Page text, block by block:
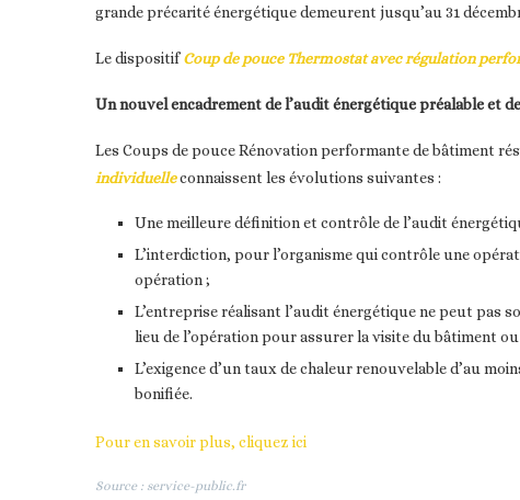
grande précarité énergétique demeurent jusqu’au 31
Le dispositifCoup de pouce Thermostat avec régulation
Un nouvel encadrement de l’audit énergétique préalable et
Les Coups de pouce Rénovation performante de bâtiment
individuelleconnaissent les évolutions suivantes :
Une meilleure définition et contrôle de l’audit
L’interdiction, pour l’organisme qui contrôle une
opération ;
L’entreprise réalisant l’audit énergétique ne peut pas
lieu de l’opération pour assurer la visite du bâtiment ou
L’exigence d’un taux de chaleur renouvelable d’au
bonifiée.
Pour en savoir plus, cliquez ici
Source : service-public.fr